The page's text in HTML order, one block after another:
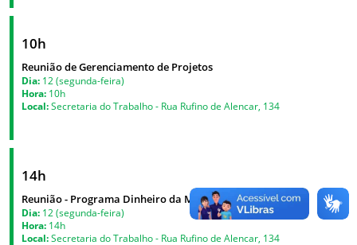
10h
Reunião de Gerenciamento de Projetos
Dia: 12 (segunda-feira)
Hora: 10h
Local:Secretaria do Trabalho - Rua Rufino de Alencar, 134
14h
Reunião - Programa Dinheiro da Mão
Dia: 12 (segunda-feira)
Hora: 14h
Local:Secretaria do Trabalho - Rua Rufino de Alencar, 134